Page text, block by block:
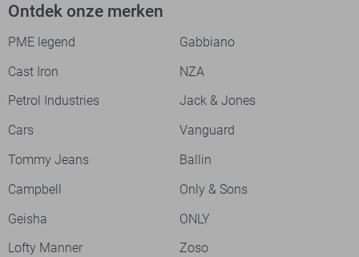
Ontdek onze merken
PME legend
Gabbiano
Cast Iron
NZA
Petrol Industries
Jack & Jones
Cars
Vanguard
Tommy Jeans
Ballin
Campbell
Only & Sons
Geisha
ONLY
Lofty Manner
Zoso